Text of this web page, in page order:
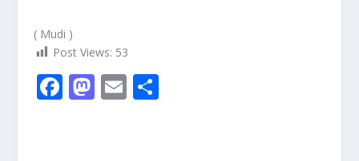
( Mudi )
Post Views: 53
F M E